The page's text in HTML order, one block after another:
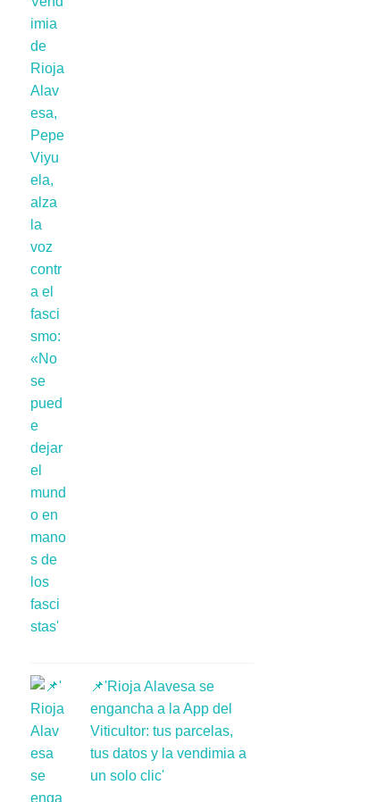
📌'Rioja Alavesa se
engancha a la App del
Viticultor: tus parcelas,
tus datos y la vendimia a
un solo clic'